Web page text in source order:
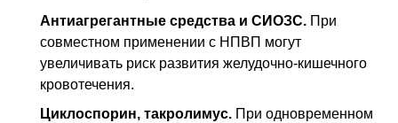
Антиагрегантные средства и СИОЗС. При
совместном применении с НПВП могут
увеличивать риск развития желудочно-кишечного
кровотечения.
Циклоспорин, такролимус. При одновременном